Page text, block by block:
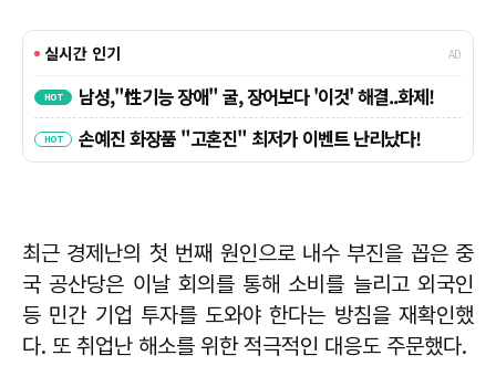
최근 경제난의 첫 번째 원인으로 내수 부진을 꼽은 중
국 공산당은 이날 회의를 통해 소비를 늘리고 외국인
등 민간 기업 투자를 도와야 한다는 방침을 재확인했
다. 또 취업난 해소를 위한 적극적인 대응도 주문했다.